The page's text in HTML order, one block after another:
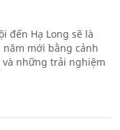
đến Hạ Long sẽ là
mới bằng cảnh
những trải nghiệm